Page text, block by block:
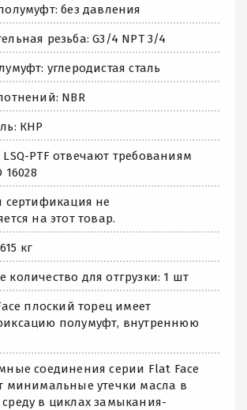
без давления
резьба: G3/4 NPT 3/4
углеродистая сталь
NBR
КНР
PTF отвечают требованиям
16028
сертификация не
на этот товар.
кг
для отгрузки: 1 шт
плоский торец имеет
полумуфт, внутреннюю
соединения серии Flat Face
минимальные утечки масла в
в циклах замыкания-